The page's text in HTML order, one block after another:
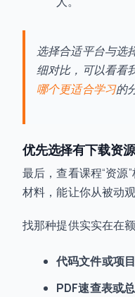
选择合适平台与选
细对比，可以看看
哪个更适合学习的
优先选择有下载资
最后，查看课程“资源
材料，能让你从被动
找那种提供实实在在
代码文件或项
PDF速查表或